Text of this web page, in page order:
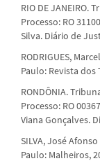
RIO DE JANEIRO.
Processo: RO
Silva. Diário de
RODRIGUES,
Paulo: Revista dos
RONDÔNIA.
Processo: RO
Viana Gonçalves.
SILVA, José
Paulo: Malheiros,